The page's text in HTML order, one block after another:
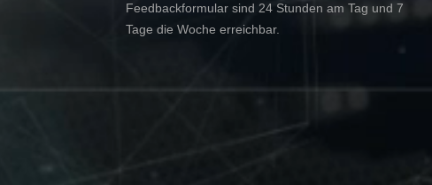
Feedbackformular sind 24 Stunden am Tag und 7
Tage die Woche erreichbar.